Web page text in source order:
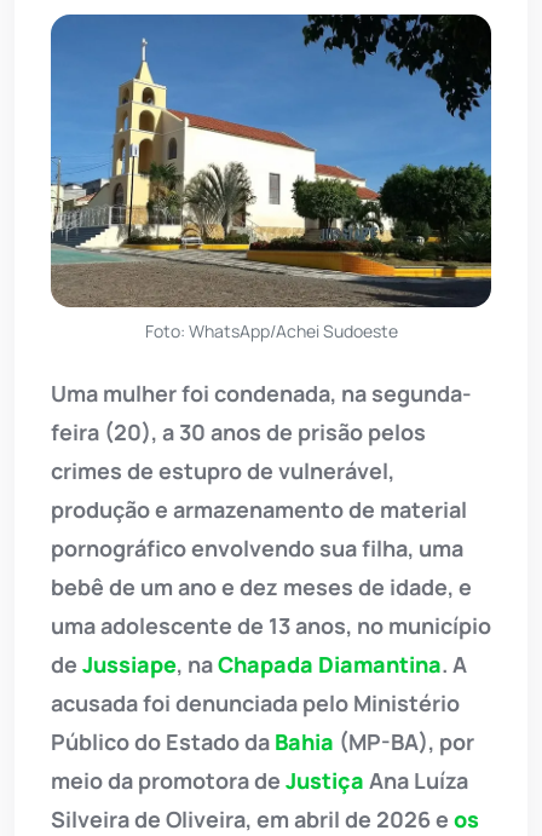
Foto: WhatsApp/Achei Sudoeste
Uma mulher foi condenada, na segunda-
feira (20), a 30 anos de prisão pelos
crimes de estupro de vulnerável,
produção e armazenamento de material
pornográfico envolvendo sua filha, uma
bebê de um ano e dez meses de idade, e
uma adolescente de 13 anos, no município
de Jussiape, naChapada Diamantina. A
acusada foi denunciada pelo Ministério
Público do Estado da Bahia (MP-BA), por
meio da promotora de Justiça Ana Luíza
Silveira de Oliveira, em abril de 2026 e os